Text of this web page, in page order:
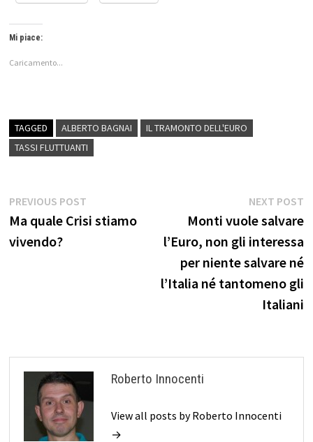
Mi piace:
Caricamento...
TAGGED ALBERTO BAGNAI
IL TRAMONTO DELL'EURO
TASSI FLUTTUANTI
Navigazione
articoli
PREVIOUS POSTPrevious
post:
Ma quale Crisi stiamo
vivendo?
NEXT POST
Monti vuole salvare
l’Euro, non gli interessa
per niente salvare né
l’Italia né tantomeno gli
Italiani
Roberto Innocenti
View all posts by Roberto Innocenti
→